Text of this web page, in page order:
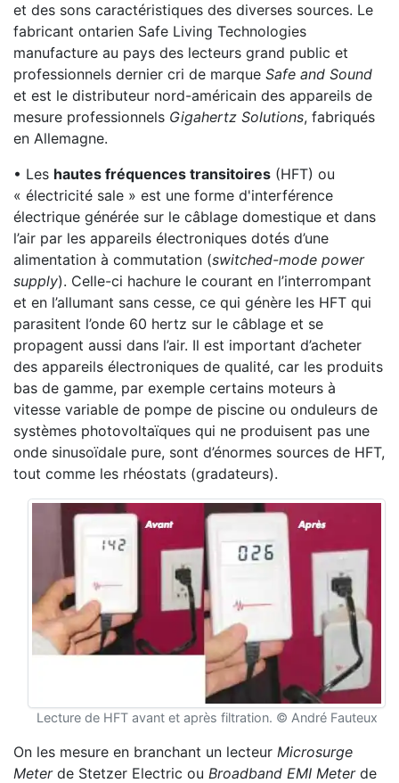
et des sons caractéristiques des diverses sources. Le
fabricant ontarien Safe Living Technologies
manufacture au pays des lecteurs grand public et
professionnels dernier cri de marque Safe and Sound
et est le distributeur nord-américain des appareils de
mesure professionnels Gigahertz Solutions, fabriqués
en Allemagne.
• Les hautes fréquences transitoires (HFT) ou
« électricité sale » est une forme d'interférence
électrique générée sur le câblage domestique et dans
l’air par les appareils électroniques dotés d’une
alimentation à commutation (switched-mode power
supply). Celle-ci hachure le courant en l’interrompant
et en l’allumant sans cesse, ce qui génère les HFT qui
parasitent l’onde 60 hertz sur le câblage et se
propagent aussi dans l’air. Il est important d’acheter
des appareils électroniques de qualité, car les produits
bas de gamme, par exemple certains moteurs à
vitesse variable de pompe de piscine ou onduleurs de
systèmes photovoltaïques qui ne produisent pas une
onde sinusoïdale pure, sont d’énormes sources de HFT,
tout comme les rhéostats (gradateurs).
Lecture de HFT avant et après filtration. © André Fauteux
On les mesure en branchant un lecteur Microsurge
Meterde Stetzer Electric ou Broadband EMI Meterde